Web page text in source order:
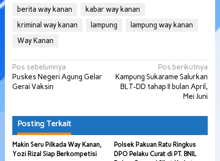
berita way kanan
kabar way kanan
kriminal way kanan
lampung
lampung way kanan
Way Kanan
Navigasi
pos
Pos sebelumnya
Puskes Negeri Agung Gelar
Gerai Vaksin
Pos berikutnya
Kampung Sukarame Salurkan
BLT-DD tahap II bulan April,
Mei Juni
Posting Terkait
Makin Seru Pilkada Way Kanan,
Yozi Rizal Siap Berkompetisi
Polsek Pakuan Ratu Ringkus
DPO Pelaku Curat di PT. BNIL